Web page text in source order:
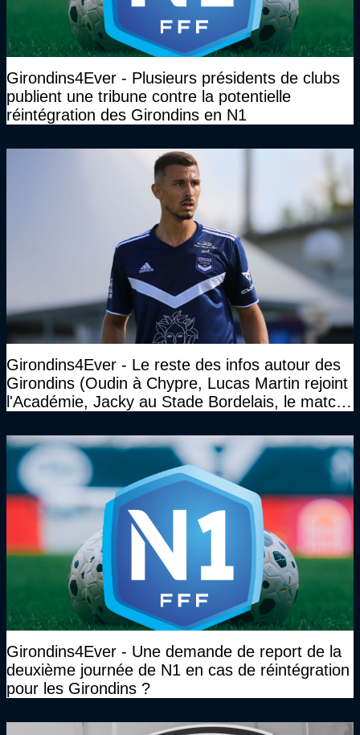
Girondins4Ever - Plusieurs présidents de clubs
publient une tribune contre la potentielle
réintégration des Girondins en N1
Girondins4Ever - Le reste des infos autour des
Girondins (Oudin à Chypre, Lucas Martin rejoint
l'Académie, Jacky au Stade Bordelais, le match
Girondins4Ever - Une demande de report de la
deuxième journée de N1 en cas de réintégration
pour les Girondins ?